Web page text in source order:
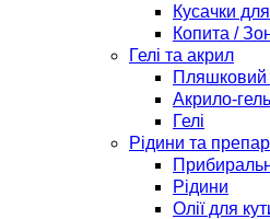
Кусачки
Копита /
Гелі та акрил
Пляшковий
Акрило-
Гелі
Рідини та
Рідини
Олії для